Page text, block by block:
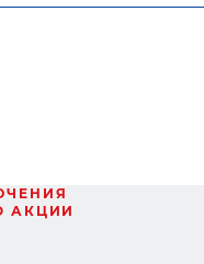
АКЦИИ